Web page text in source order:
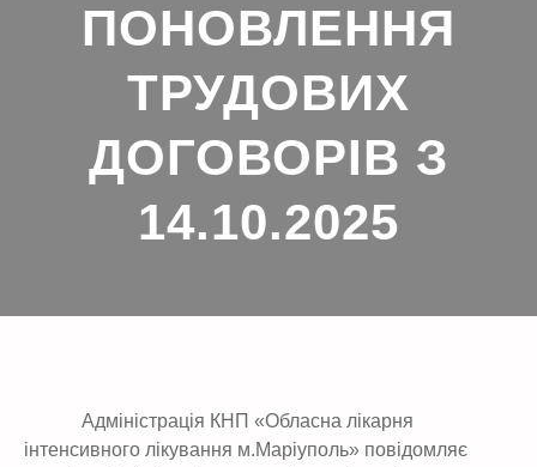
ПОНОВЛЕННЯ
ТРУДОВИХ
ДОГОВОРІВ З
14.10.2025
Адміністрація КНП «Обласна лікарня
інтенсивного лікування м.Маріуполь» повідомляє